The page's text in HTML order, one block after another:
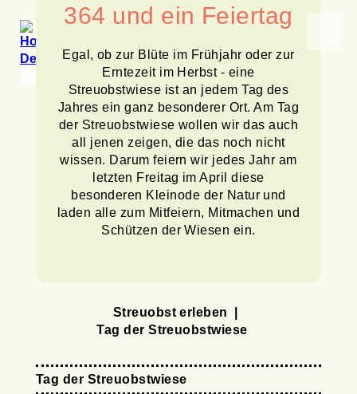
Streuobst erleben
Tag der Streuobstwiese
Tag der Streuobstwiese
364 und ein Feiertag
Egal, ob zur Blüte im Frühjahr oder zur
Erntezeit im Herbst - eine
Streuobstwiese ist an jedem Tag des
Jahres ein ganz besonderer Ort. Am Tag
der Streuobstwiese wollen wir das auch
all jenen zeigen, die das noch nicht
wissen. Darum feiern wir jedes Jahr am
letzten Freitag im April diese
besonderen Kleinode der Natur und
laden alle zum Mitfeiern, Mitmachen und
Schützen der Wiesen ein.